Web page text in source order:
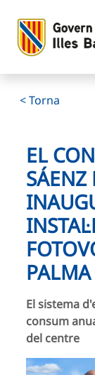
< Torna
EL
SÁENZ
El sistema
consum
del centre